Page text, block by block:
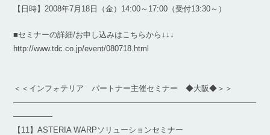
【日時】2008年7月18日（金）14:00～17:00（受付13:30～）
■セミナーの詳細/お申し込みはこちらから↓↓↓
http://www.tdc.co.jp/event/080718.html
＜＜インフォテリア パートナー主催セミナー ◆大阪◆＞＞
―――――――――――――――――――――――――――――――
―――――
【11】ASTERIA WARPソリューションセミナー